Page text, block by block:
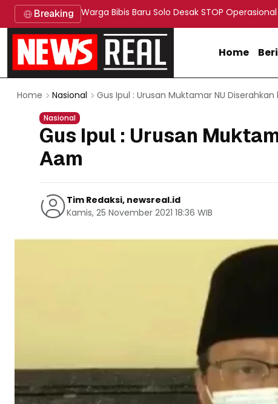
Breaking Warga Bibis Baru Solo Desak STOP
Home
Home Nasional Gus Ipul : Urusan Muktamar NU
Nasional
Gus Ipul : Urusan
Aam
Tim Redaksi, newsreal.id
Kamis, 25 November 2021 18:36 WIB